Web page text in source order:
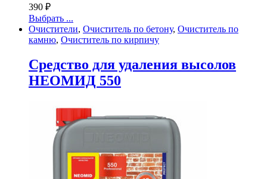
390 ₽
Выбрать ...
Очистители, Очиститель по бетону, Очиститель по
камню, Очиститель по кирпичу
Cредство для удаления высолов
НЕОМИД 550